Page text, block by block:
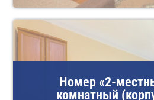
Номер «2-
комнатный